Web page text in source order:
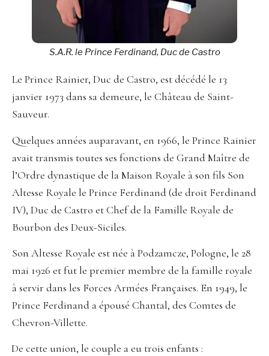
S.A.R. le Prince Ferdinand, Duc de Castro
Le Prince Rainier, Duc de Castro, est décédé le 13
janvier 1973 dans sa demeure, le Château de Saint-
Sauveur.
Quelques années auparavant, en 1966, le Prince Rainier
avait transmis toutes ses fonctions de Grand Maître de
l’Ordre dynastique de la Maison Royale à son fils Son
Altesse Royale le Prince Ferdinand (de droit Ferdinand
IV), Duc de Castro et Chef de la Famille Royale de
Bourbon des Deux-Siciles.
Son Altesse Royale est née à Podzamcze, Pologne, le 28
mai 1926 et fut le premier membre de la famille royale
à servir dans les Forces Armées Françaises. En 1949, le
Prince Ferdinand a épousé Chantal, des Comtes de
Chevron-Villette.
De cette union, le couple a eu trois enfants :